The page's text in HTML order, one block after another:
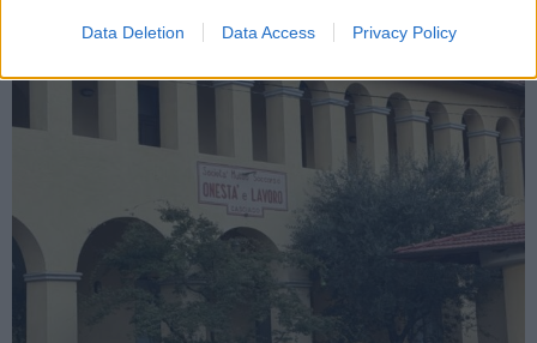
Data Deletion Data Access Privacy Policy